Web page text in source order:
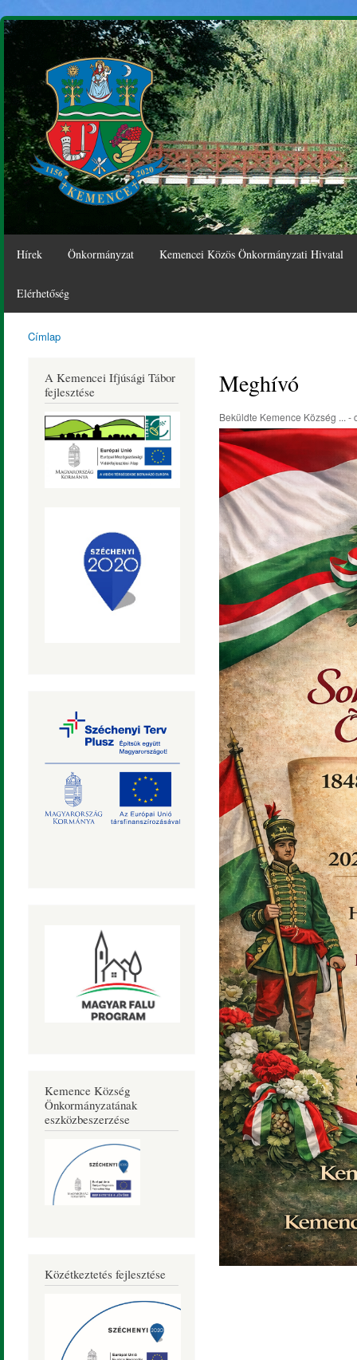
Hírek Önkormányzat Kemencei Közös Önkormányzati Hivatal
Elérhetőség
Kemence
Község
Honlapja
Címlap
A Kemencei Ifjúsági Tábor
fejlesztése
Kemence Község
Önkormányzatának
eszközbeszerzése
Közétkeztetés fejlesztése
Meghívó
Beküldte Kemence Község ... -